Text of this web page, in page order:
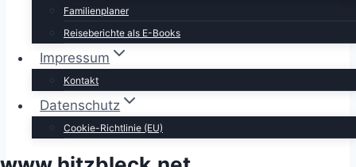
Familienplaner
Reiseberichte als E-Books
Impressum
Kontakt
Datenschutz
Cookie-Richtlinie (EU)